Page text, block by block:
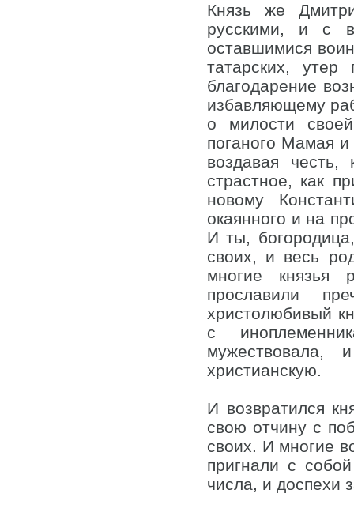
Князь же
русскими, и с
оставшимися
татарских,
благодарение
избавляющему
о милости
поганого Мамая и
воздавая
страстное, как
новому
окаянного и на
И ты,
своих, и весь
многие князья
прославили
христолюбивый
с
христианскую.
И возвратился
свою отчину с
своих. И многие
пригнали с
числа, и доспехи